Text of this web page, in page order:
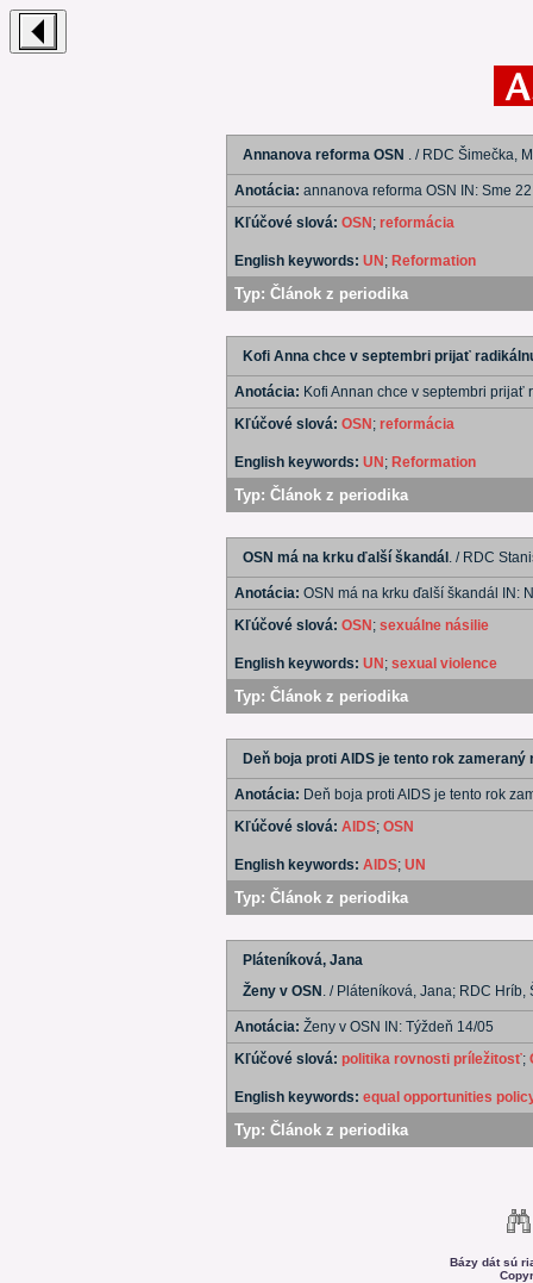
Annanova reforma OSN . / RDC Šimečka,
Anotácia: annanova reforma OSN IN: Sme
Kľúčové slová: OSN ; reformácia
English keywords: UN ; Reformation
Typ: Článok z periodika
Kofi Anna chce v septembri prijať
Anotácia: Kofi Annan chce v septembri prijať
Kľúčové slová: OSN ; reformácia
English keywords: UN ; Reformation
Typ: Článok z periodika
OSN má na krku ďalší škandál . / RDC
Anotácia: OSN má na krku ďalší škandál IN:
Kľúčové slová: OSN ; sexuálne násilie
English keywords: UN ; sexual violence
Typ: Článok z periodika
Deň boja proti AIDS je tento rok zameraný
Anotácia: Deň boja proti AIDS je tento rok
Kľúčové slová: AIDS; OSN
English keywords: AIDS; UN
Typ: Článok z periodika
Pláteníková, Jana
Ženy v OSN . / Pláteníková, Jana; RDC Hríb,
Anotácia: Ženy v OSN IN: Týždeň 14/05
Kľúčové slová: politika rovnosti príležitosť;
English keywords: equal opportunities
Typ: Článok z periodika
Bázy dát sú